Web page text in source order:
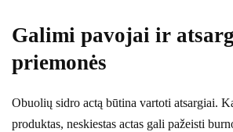
Galimi pavojai ir
priemonės
Obuolių sidro actą būtina vartoti atsargiai.
produktas, neskiestas actas gali pažeisti